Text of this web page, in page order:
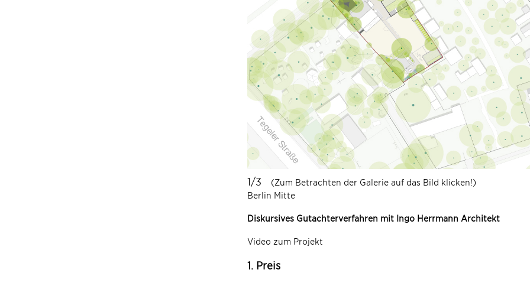
1/3 (Zum Betrachten der Galerie auf das Bild klicken!)
Berlin Mitte
Diskursives Gutachterverfahren mit Ingo Herrmann Architekt
Video zum Projekt
1. Preis